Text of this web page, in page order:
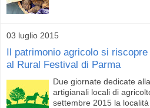
03 luglio 2015
Il patrimonio agricolo si riscopre
al Rural Festival di Parma
Due giornate dedicate
artigianali locali di
settembre 2015 la località